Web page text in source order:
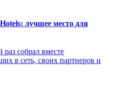
лучшее место для
собрал вместе
в сеть, своих партнеров и